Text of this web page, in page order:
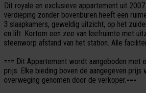
Dit royale en exclusieve appartement uit
verdieping zonder bovenburen heeft een
3 slaapkamers, geweldig uitzicht, op het
en lift. Kortom een zee van leefruimte met
steenworp afstand van het station. Alle
=== Dit Appartement wordt aangeboden met
prijs. Elke bieding boven de aangegeven prijs
overweging genomen door de verkoper.===